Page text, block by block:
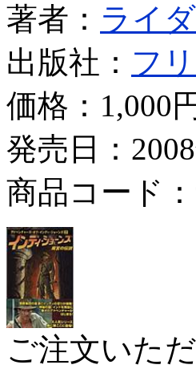
著者： ライ
出版社： フ
価格： 1,000
発売日：
商品コード
ご注文いた